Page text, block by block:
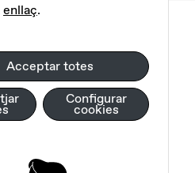
enllaç.
Acceptar totes
Configurar
cookies
del nostre equip
a